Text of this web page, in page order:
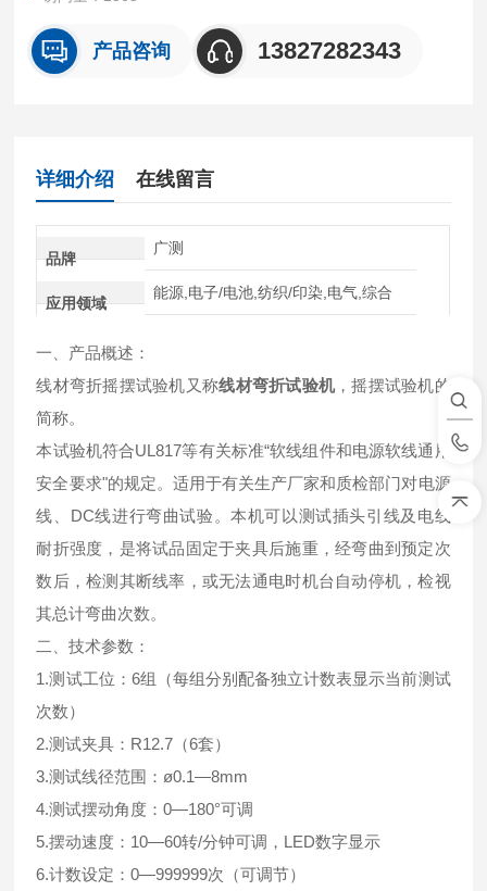
产品咨询 13827282343
详细介绍 在线留言
品牌
广测
应用领域
能源,电子/电池,纺织/印染,电气,综合
一、产品概述：
线材弯折摇摆试验机又称线材弯折试验机，摇摆试验机的
简称。
本试验机符合UL817等有关标准“软线组件和电源软线通用
安全要求"的规定。适用于有关生产厂家和质检部门对电源
线、DC线进行弯曲试验。本机可以测试插头引线及电线
耐折强度，是将试品固定于夹具后施重，经弯曲到预定次
数后，检测其断线率，或无法通电时机台自动停机，检视
其总计弯曲次数。
二、技术参数：
1.测试工位：6组（每组分别配备独立计数表显示当前测试
次数）
2.测试夹具：R12.7（6套）
3.测试线径范围：ø0.1—8mm
4.测试摆动角度：0—180°可调
5.摆动速度：10—60转/分钟可调，LED数字显示
6.计数设定：0—999999次（可调节）